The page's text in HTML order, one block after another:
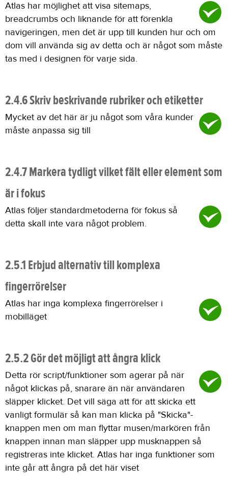
Atlas har möjlighet att visa sitemaps,
breadcrumbs och liknande för att förenkla
navigeringen, men det är upp till kunden hur och om
dom vill använda sig av detta och är något som måste
tas med i designen för varje sida.
2.4.6 Skriv beskrivande rubriker och etiketter
Mycket av det här är ju något som våra kunder
måste anpassa sig till
2.4.7 Markera tydligt vilket fält eller element som
är i fokus
Atlas följer standardmetoderna för fokus så
detta skall inte vara något problem.
2.5.1 Erbjud alternativ till komplexa
fingerrörelser
Atlas har inga komplexa fingerrörelser i
mobilläget
2.5.2 Gör det möjligt att ångra klick
Detta rör script/funktioner som agerar på när
något klickas på, snarare än när användaren
släpper klicket. Det vill säga att för att skicka ett
vanligt formulär så kan man klicka på "Skicka"-
knappen men om man flyttar musen/markören från
knappen innan man släpper upp musknappen så
registreras inte klicket. Atlas har inga funktioner som
inte går att ångra på det här viset